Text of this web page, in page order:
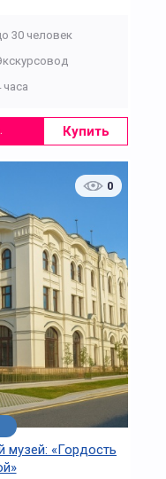
30 человек
часа
Купить
0
музей: «Гордость